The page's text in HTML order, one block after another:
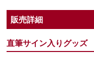
販売詳細
直筆サイン入りグッズ